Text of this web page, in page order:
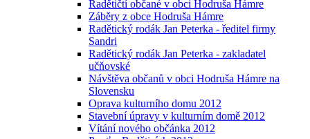
Radětičtí občané v obci Hodruša Hámre
Záběry z obce Hodruša Hámre
Radětický rodák Jan Peterka - ředitel firmy
Sandri
Radětický rodák Jan Peterka - zakladatel
učňovské
Návštěva občanů v obci Hodruša Hámre na
Slovensku
Oprava kulturního domu 2012
Stavební úpravy v kulturním domě 2012
Vítání nového občánka 2012